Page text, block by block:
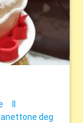
Il
deg